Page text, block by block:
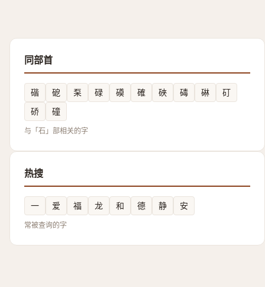
同部首
䃈 砨 䂞 碌 磸 確 硤 碡 碄
矴
硚
䃥
与「石」部相关的字
热搜
一 爱 福 龙 和 德 静 安
常被查询的字